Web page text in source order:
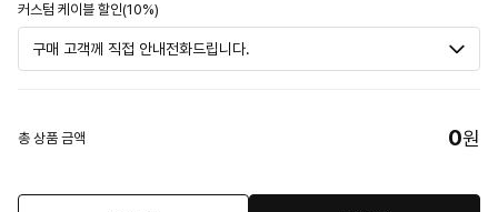
커스텀 케이블 할인(10%)
총 상품 금액 0원